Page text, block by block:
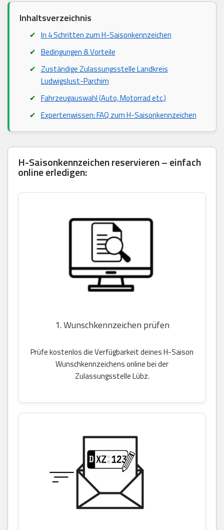
Inhaltsverzeichnis
In 4 Schritten zum H-Saisonkennzeichen
Bedingungen & Vorteile
Zuständige Zulassungsstelle Landkreis
Ludwigslust-Parchim
Fahrzeugauswahl (Auto, Motorrad etc.)
Expertenwissen: FAQ zum H-Saisonkennzeichen
H-Saisonkennzeichen reservieren – einfach
online erledigen:
1. Wunschkennzeichen prüfen
Prüfe kostenlos die Verfügbarkeit deines H-Saison
Wunschkennzeichens online bei der
Zulassungsstelle Lübz.